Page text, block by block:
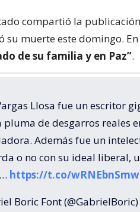
compartió la
su muerte este domingo.
de su familia y en Paz”.
Llosa fue un escritor
pluma de desgarros reales
Además fue un
o no con su ideal liberal,
https://t.co/
Boric Font (@GabrielBoric)